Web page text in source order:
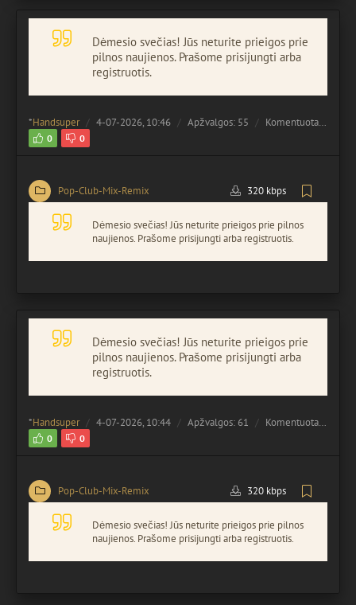
Dėmesio svečias! Jūs neturite prieigos prie
pilnos naujienos. Prašome prisijungti arba
registruotis.
*Handsuper 4-07-2026, 10:46 Apžvalgos: 55 Komentuota: 0
0 0
Pop-Club-Mix-Remix 320 kbps
Dėmesio svečias! Jūs neturite prieigos prie pilnos
naujienos. Prašome prisijungti arba registruotis.
Dėmesio svečias! Jūs neturite prieigos prie
pilnos naujienos. Prašome prisijungti arba
registruotis.
*Handsuper 4-07-2026, 10:44 Apžvalgos: 61 Komentuota: 0
0 0
Pop-Club-Mix-Remix 320 kbps
Dėmesio svečias! Jūs neturite prieigos prie pilnos
naujienos. Prašome prisijungti arba registruotis.